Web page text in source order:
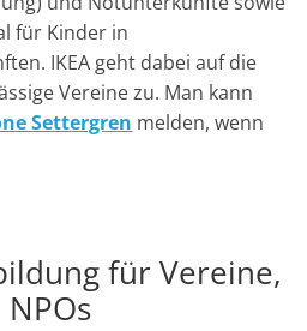
für Kinder in
IKEA geht dabei auf die
Vereine zu. Man kann
Settergren melden, wenn
für Vereine,